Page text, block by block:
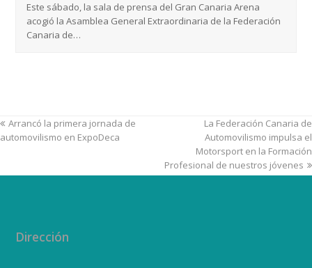
Este sábado, la sala de prensa del Gran Canaria Arena
acogió la Asamblea General Extraordinaria de la Federación
Canaria de…
Arrancó la primera jornada de
automovilismo en ExpoDeca
La Federación Canaria de
Automovilismo impulsa el
Motorsport en la Formación
Profesional de nuestros jóvenes
Dirección